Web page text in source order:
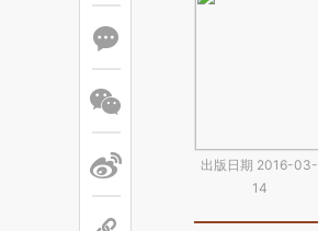
出版日期 2016-03-
14